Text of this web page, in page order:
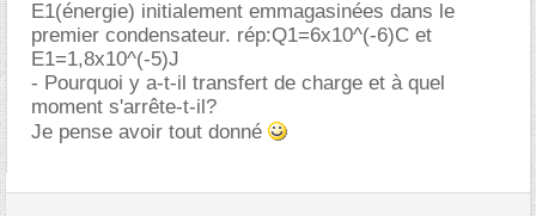
E1(énergie) initialement emmagasinées dans le
premier condensateur. rép:Q1=6x10^(-6)C et
E1=1,8x10^(-5)J
- Pourquoi y a-t-il transfert de charge et à quel
moment s'arrête-t-il?
Je pense avoir tout donné